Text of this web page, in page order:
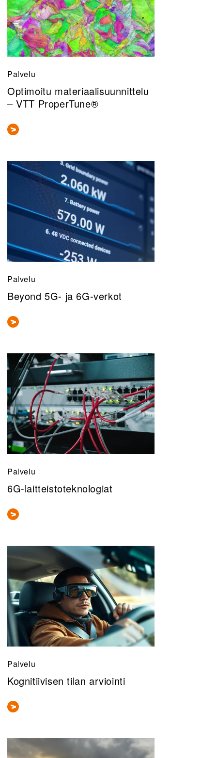
Palvelu
Optimoitu materiaalisuunnittelu
– VTT ProperTune®
Palvelu
Beyond 5G- ja 6G-verkot
Palvelu
6G-laitteistoteknologiat
Palvelu
Kognitiivisen tilan arviointi